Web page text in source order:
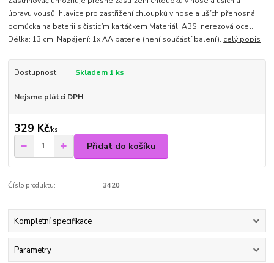
úpravu vousů. hlavice pro zastřižení chloupků v nose a uších přenosná
pomůcka na baterii s čisticím kartáčkem Materiál: ABS, nerezová ocel.
Délka: 13 cm. Napájení: 1x AA baterie (není součástí balení). celý popis
Dostupnost Skladem 1 ks
Nejsme plátci DPH
329 Kč/ks
Přidat do košíku
Číslo produktu: 3420
Kompletní specifikace
Parametry